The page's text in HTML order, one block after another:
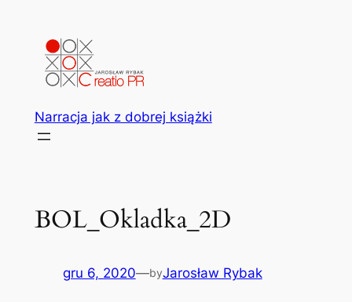
Narracja jak z dobrej książki
BOL_Okladka_2D
gru 6, 2020—byJarosław Rybak